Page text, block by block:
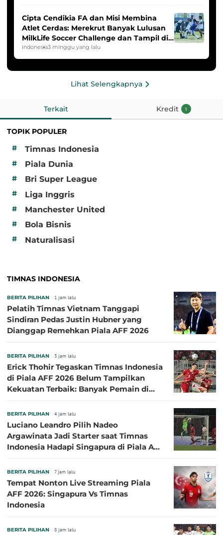
Cipta Cendikia FA dan Misi Membina
Atlet Cerdas: Merekrut Banyak Lulusan
MilkLife Soccer Challenge dan Tampil di
HYDROPLUS Soccer League
Indonesia3 minggu yang lalu
Lihat Selengkapnya
Terkait Kredit 1
TOPIK POPULER
#
Timnas Indonesia
# Piala Dunia
# Bri Super League
# Liga Inggris
# Manchester United
# Bola Bisnis
# Naturalisasi
TIMNAS INDONESIA
BERITA PILIHAN 1 jam lalu
Pelatih Timnas Vietnam Tanggapi
Sindiran Pedas Justin Hubner yang
Dianggap Remehkan Piala AFF 2026
BERITA PILIHAN 3 jam lalu
Erick Thohir Tegaskan Timnas Indonesia
di Piala AFF 2026 Belum Tampilkan
Kekuatan Terbaik: Banyak Pemain di
BERITA PILIHAN 4 jam lalu
Luciano Leandro Pilih Nadeo
Argawinata Jadi Starter saat Timnas
Indonesia Hadapi Singapura di Piala AFF
BERITA PILIHAN 7 jam lalu
Tempat Nonton Live Streaming Piala
AFF 2026: Singapura Vs Timnas
Indonesia
BERITA PILIHAN 8 jam lalu